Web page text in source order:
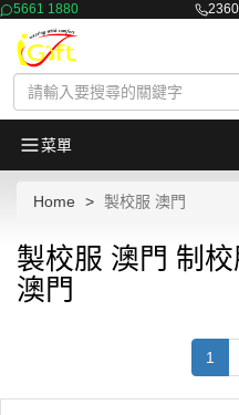
5661 1880
菜單
Home 製校服 澳門
製校服 澳門 制
澳門
1